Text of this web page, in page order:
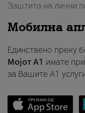
Заштита на лични
Мобилна
Единствено преку
Мојот A1 имате
за Вашите A1